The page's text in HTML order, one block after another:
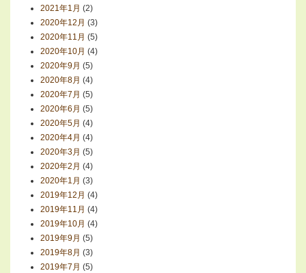
2021年1月 (2)
2020年12月 (3)
2020年11月 (5)
2020年10月 (4)
2020年9月 (5)
2020年8月 (4)
2020年7月 (5)
2020年6月 (5)
2020年5月 (4)
2020年4月 (4)
2020年3月 (5)
2020年2月 (4)
2020年1月 (3)
2019年12月 (4)
2019年11月 (4)
2019年10月 (4)
2019年9月 (5)
2019年8月 (3)
2019年7月 (5)